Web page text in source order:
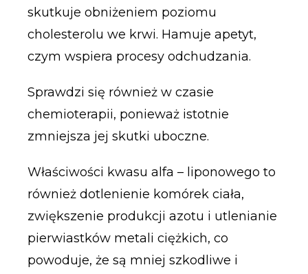
skutkuje obniżeniem poziomu
cholesterolu we krwi. Hamuje apetyt,
czym wspiera procesy odchudzania.
Sprawdzi się również w czasie
chemioterapii, ponieważ istotnie
zmniejsza jej skutki uboczne.
Właściwości kwasu alfa – liponowego to
również dotlenienie komórek ciała,
zwiększenie produkcji azotu i utlenianie
pierwiastków metali ciężkich, co
powoduje, że są mniej szkodliwe i